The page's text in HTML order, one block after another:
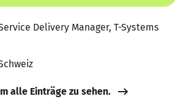
Delivery Manager, T-Systems
alle Einträge zu sehen.